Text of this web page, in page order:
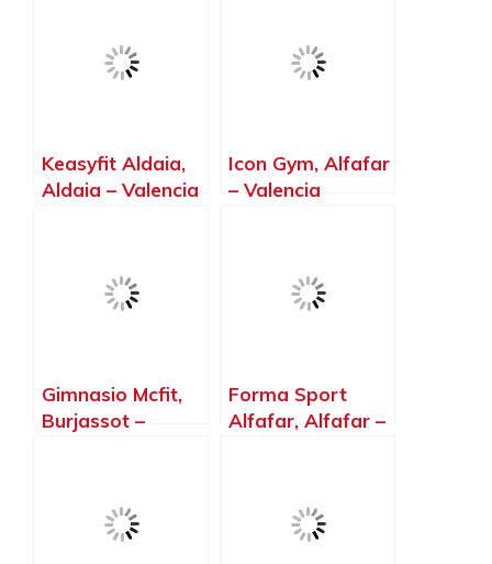
Keasyfit Aldaia,
Aldaia – Valencia
Icon Gym, Alfafar
– Valencia
Gimnasio Mcfit,
Burjassot –
Forma Sport
Alfafar, Alfafar –